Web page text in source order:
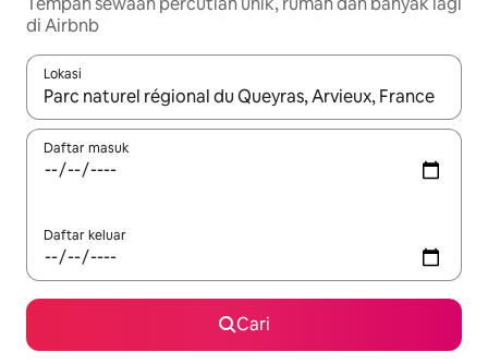
di Airbnb
Lokasi
Apabila hasil tersedia, navigasi dengan kekunci anak panah
Daftar masuk
Daftar keluar
Cari